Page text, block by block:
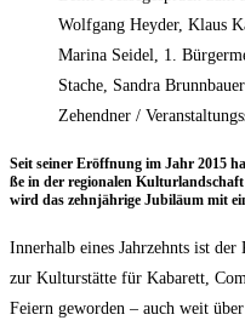
Wolfgang Heyder, Klaus
Marina Seidel, 1.
Stache, Sandra
Zehendner /
Seit sei­ner Eröff­nung im Jahr 2015
ße in der regio­na­len
wird das zehn­jäh­ri­ge Jubi­lä­um mit
Inner­halb eines Jahr­zehnts ist
zur Kul­tur­stät­te für Kaba­rett,
Fei­ern gewor­den – auch weit